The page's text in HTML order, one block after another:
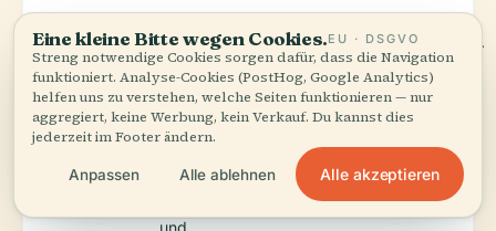
Führungen:Führungen
sind auf
Anfrage
verfügbar
und bieten
tiefere
die
und
offizielle
Webseite
für Zeitpläne und
Buchungsinformationen.
Eine kleine Bitte wegen Cookies.EU · DSGVO
Streng notwendige Cookies sorgen dafür, dass die Navigation
funktioniert. Analyse-Cookies (PostHog, Google Analytics)
helfen uns zu verstehen, welche Seiten funktionieren — nur
aggregiert, keine Werbung, kein Verkauf. Du kannst dies
jederzeit im Footer ändern.
Anpassen Alle ablehnen Alle akzeptieren